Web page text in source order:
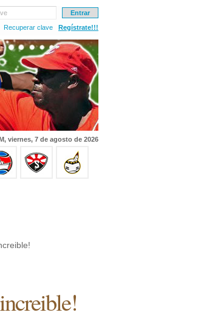
Recuperar clave Regístrate!!!
viernes, 7 de agosto de 2026